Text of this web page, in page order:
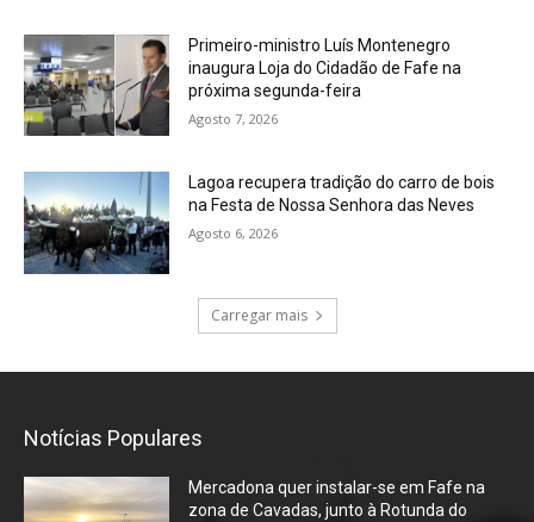
Primeiro-ministro Luís Montenegro
inaugura Loja do Cidadão de Fafe na
próxima segunda-feira
Agosto 7, 2026
Lagoa recupera tradição do carro de bois
na Festa de Nossa Senhora das Neves
Agosto 6, 2026
Carregar mais
Notícias Populares
Mercadona quer instalar-se em Fafe na
zona de Cavadas, junto à Rotunda do